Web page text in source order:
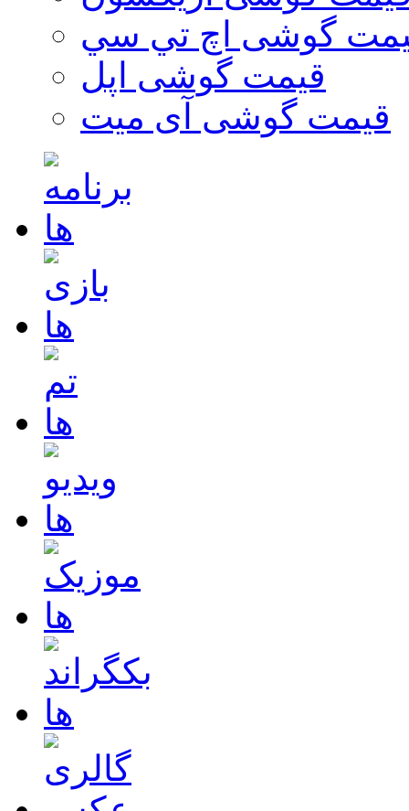
گوشی اچ تي سي
قیمت گوشی اپل
قیمت گوشی آی میت